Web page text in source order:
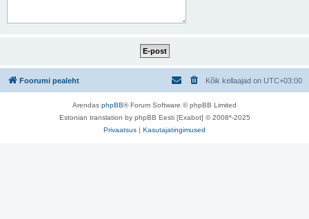
Foorumi pealeht Kõik kellaajad on UTC+03:00
Arendas phpBB® Forum Software © phpBB Limited
Estonian translation by phpBB Eesti [Exabot] © 2008*-2025
Privaatsus | Kasutajatingimused